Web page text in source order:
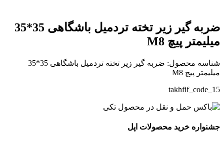
ضربه گیر زیر تخته تردمیل باشگاهی 35*35
میلیمتر پیچ M8
شناسه محصول:
ضربه گیر زیر تخته تردمیل باشگاهی 35*35
میلیمتر پیچ M8
takhfif_code_15
جشنواره خرید محصولات اپل